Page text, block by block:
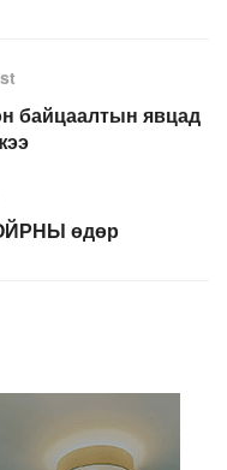
байцаалтын явцад
өдөр